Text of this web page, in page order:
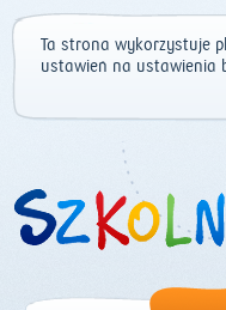
Ta strona wykorzystuje
ustawień na ustawienia